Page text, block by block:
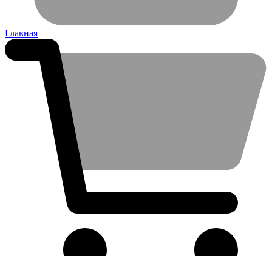
Главная